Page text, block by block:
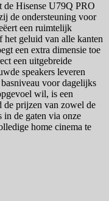
de Hisense U79Q PRO
de ondersteuning voor
een ruimtelijk
geluid van alle kanten
een extra dimensie toe
een uitgebreide
speakers leveren
voor dagelijks
wil, is een
de prijzen van zowel de
in de gaten via onze
home cinema te